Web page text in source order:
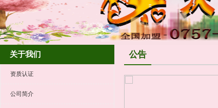
关于我们
资质认证
公司简介
公告